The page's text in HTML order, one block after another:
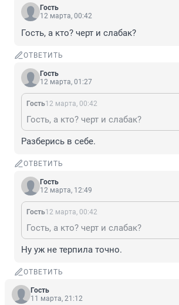
Гость
12 марта, 00:42
Гость, а кто? черт и слабак?
ОТВЕТИТЬ
Гость
12 марта, 01:27
Гость12 марта, 00:42
Гость, а кто? черт и слабак?
Разберись в себе.
ОТВЕТИТЬ
Гость
12 марта, 12:49
Гость12 марта, 00:42
Гость, а кто? черт и слабак?
Ну уж не терпила точно.
ОТВЕТИТЬ
Гость
11 марта, 21:12